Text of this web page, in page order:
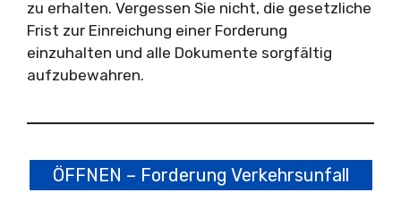
zu erhalten. Vergessen Sie nicht, die gesetzliche
Frist zur Einreichung einer Forderung
einzuhalten und alle Dokumente sorgfältig
aufzubewahren.
ÖFFNEN – Forderung Verkehrsunfall